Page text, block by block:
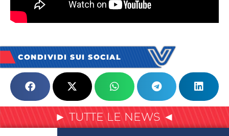
CONDIVIDI SUI SOCIAL
► TUTTE LE NEWS ◄